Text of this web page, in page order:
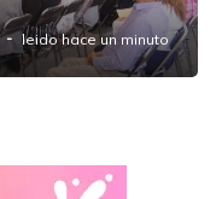
leido hace un minuto